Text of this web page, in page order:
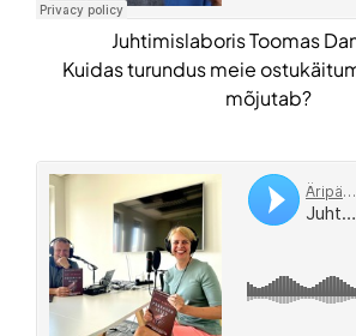
Juhtimislaboris Toomas
Kuidas turundus meie
mõjutab?